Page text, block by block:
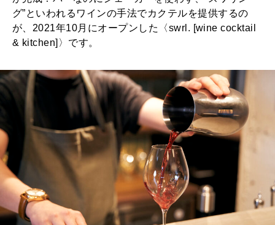
グ”といわれるワインの手法でカクテルを提供するの
が、2021年10月にオープンした〈swrl. [wine cocktail
& kitchen]〉です。